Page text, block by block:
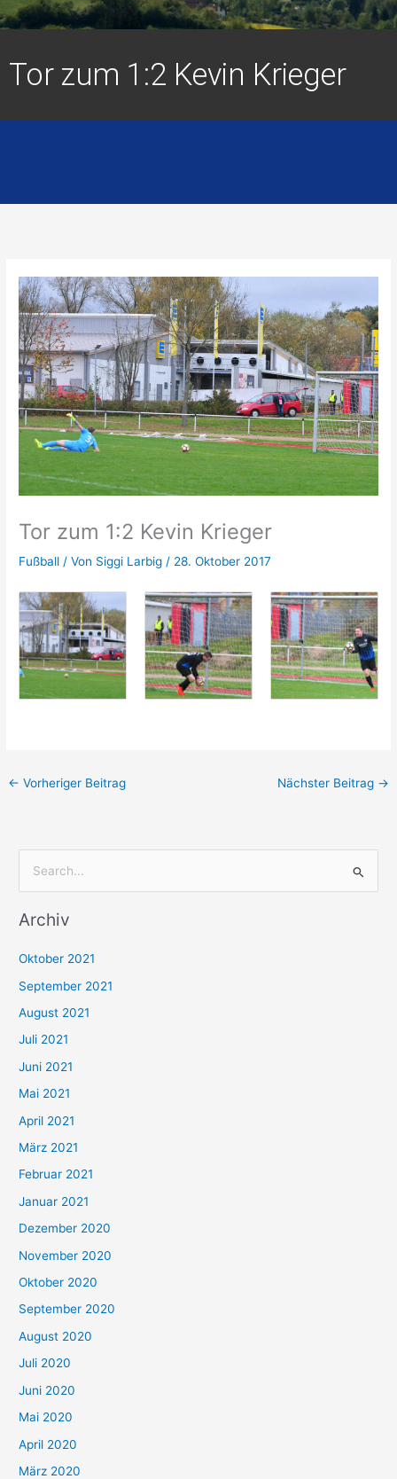
Tor zum 1:2 Kevin Krieger
Tor zum 1:2 Kevin Krieger
Fußball / Von Siggi Larbig / 28. Oktober 2017
← Vorheriger Beitrag Nächster Beitrag →
c
n
n
a
c
h
:
Archiv
Oktober 2021
September 2021
August 2021
Juli 2021
Juni 2021
Mai 2021
April 2021
März 2021
Februar 2021
Januar 2021
Dezember 2020
November 2020
Oktober 2020
September 2020
August 2020
Juli 2020
Juni 2020
Mai 2020
April 2020
März 2020